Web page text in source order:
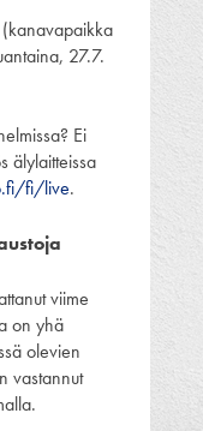
27.7.
Ei
älylaitteissa
fi/live.
viime
on yhä
olevien
vastannut